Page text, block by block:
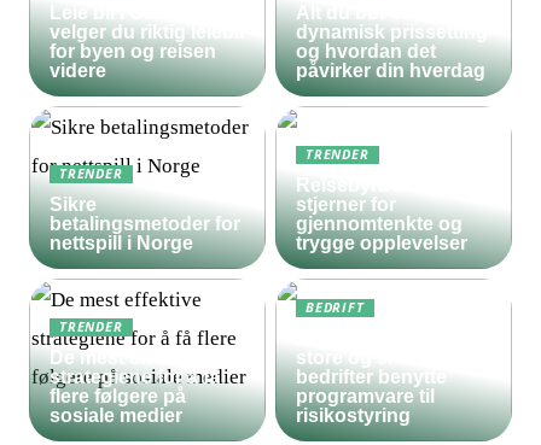
Leie bil i Oslo – slik
velger du riktig leiebil
for byen og reisen
videre
Alt du bør vite om
dynamisk prissetting
og hvordan det
påvirker din hverdag
TRENDER
Sikre
betalingsmetoder for
nettspill i Norge
TRENDER
Reisebyrå med 5
stjerner for
gjennomtenkte og
trygge opplevelser
TRENDER
De mest effektive
strategiene for å få
flere følgere på
sosiale medier
BEDRIFT
store og små
bedrifter benytte
programvare til
risikostyring